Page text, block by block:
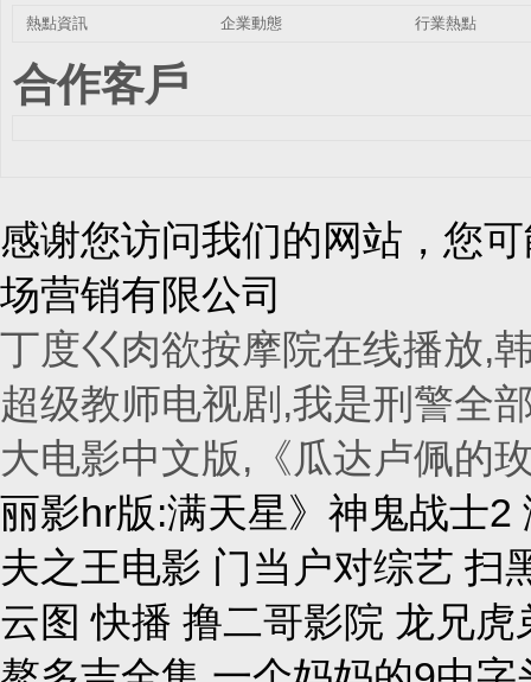
熱點資訊 企業動態 行業熱點
合作客戶
感谢您访问我们的网站，您
场营销有限公司
丁度巜肉欲按摩院在线播放,
超级教师电视剧,我是刑警全
大电影中文版,《瓜达卢佩的